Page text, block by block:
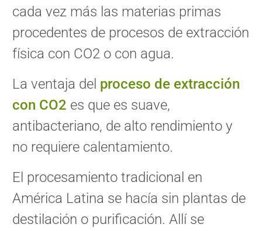
cada vez más las materias primas
procedentes de procesos de extracción
física con CO2 o con agua.
La ventaja del proceso de extracción
con CO2 es que es suave,
antibacteriano, de alto rendimiento y
no requiere calentamiento.
El procesamiento tradicional en
América Latina se hacía sin plantas de
destilación o purificación. Allí se